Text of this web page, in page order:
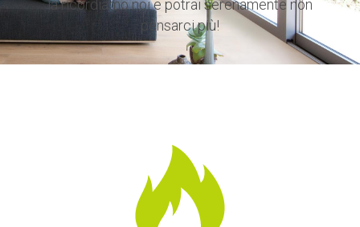
la ricordiamo noi e potrai serenamente non
pensarci più!